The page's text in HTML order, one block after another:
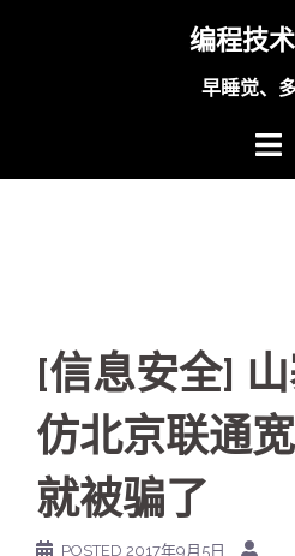
编程技
早睡觉、
[信息安全]
仿北京联通
就被骗了
POSTED 2017年9月5日